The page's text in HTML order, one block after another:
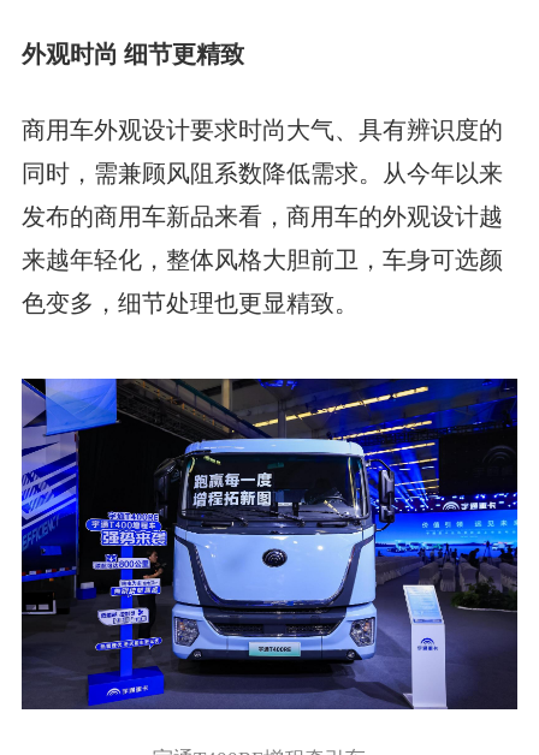
外观时尚 细节更精致
商用车外观设计要求时尚大气、具有辨识度的
同时，需兼顾风阻系数降低需求。从今年以来
发布的商用车新品来看，商用车的外观设计越
来越年轻化，整体风格大胆前卫，车身可选颜
色变多，细节处理也更显精致。